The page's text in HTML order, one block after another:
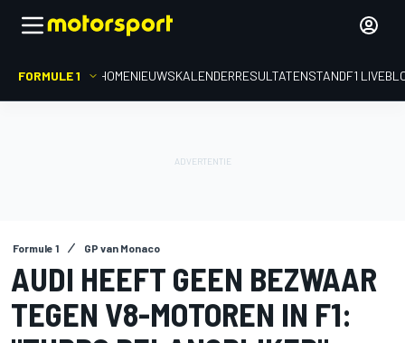
FORMULE 1 HOMENIEUWSKALENDERRESULTATENSTANDF1
Formule 1 GP van Monaco
AUDI HEEFT GEEN BEZWAAR
TEGEN V8-MOTOREN IN F1: